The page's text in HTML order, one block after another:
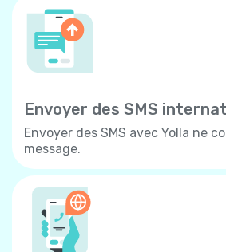
Envoyer des SMS
Envoyer des SMS avec Yolla ne
message.